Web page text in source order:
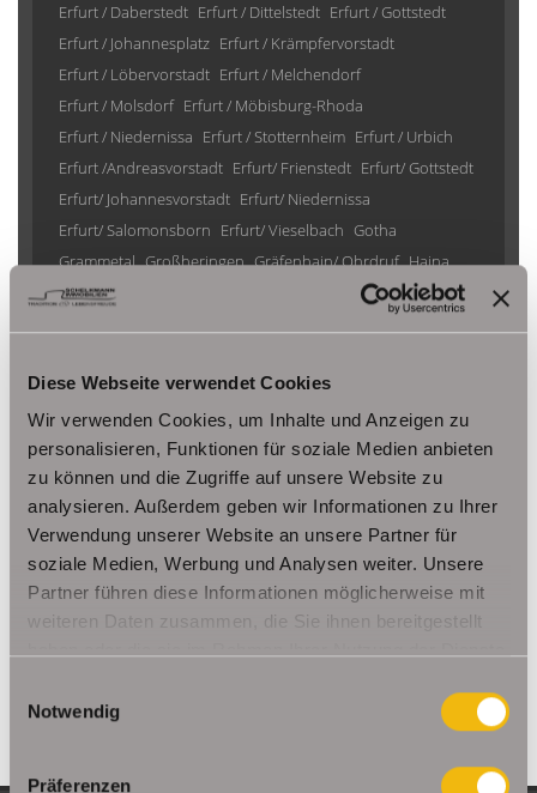
Diese Webseite verwendet Cookies
Wir verwenden Cookies, um Inhalte und Anzeigen zu
personalisieren, Funktionen für soziale Medien anbieten
zu können und die Zugriffe auf unsere Website zu
analysieren. Außerdem geben wir Informationen zu Ihrer
Verwendung unserer Website an unsere Partner für
soziale Medien, Werbung und Analysen weiter. Unsere
Partner führen diese Informationen möglicherweise mit
weiteren Daten zusammen, die Sie ihnen bereitgestellt
Notwendig
Präferenzen
Erfurt / Daberstedt Erfurt / Dittelstedt Erfurt / Gottstedt
Erfurt / Johannesplatz Erfurt / Krämpfervorstadt
Erfurt / Löbervorstadt Erfurt / Melchendorf
Erfurt / Molsdorf Erfurt / Möbisburg-Rhoda
Erfurt / Niedernissa Erfurt / Stotternheim Erfurt / Urbich
Erfurt /Andreasvorstadt Erfurt/ Frienstedt Erfurt/ Gottstedt
Erfurt/ Johannesvorstadt Erfurt/ Niedernissa
Erfurt/ Salomonsborn Erfurt/ Vieselbach Gotha
Grammetal Großheringen Gräfenhain/ Ohrdruf Haina
Herbsleben
Ohrdruf Riethnordhausen Ruhla
Saalfeld/Saale / Remschütz Steinbach-Hallenberg/ Viernau
Tonna / Gräfentonna Udestedt
Unstrut- Hainich /Großengottern
Weimar / Legefeld
Immo Am Ettersberg Haus Am Ettersberg Häuser Am Ettersberg
kaufen Am Ettersberg Immobilie Am Ettersberg Immobilien Am
Ettersberg
Hauskauf Am Ettersberg
Immobilienkauf Am